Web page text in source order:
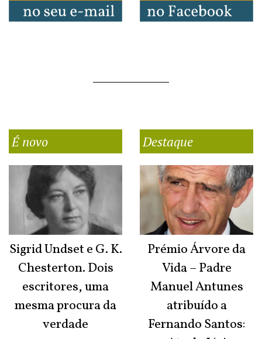
É novo
Sigrid Undset e G. K.
Chesterton. Dois
escritores, uma
mesma procura da
verdade
Destaque
Prémio Árvore da
Vida – Padre
Manuel Antunes
atribuído a
Fernando Santos: